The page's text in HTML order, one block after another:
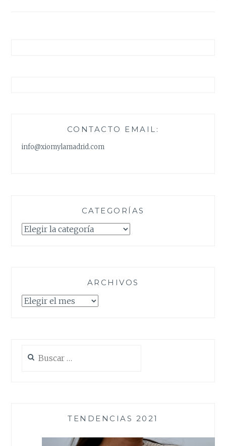
CONTACTO EMAIL:
info@xiomylamadrid.com
CATEGORÍAS
Categorías
ARCHIVOS
Archivos
TENDENCIAS 2021